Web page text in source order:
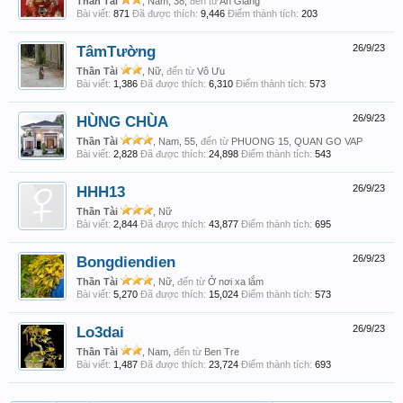
Bài viết: 871 Đã được thích: 9,446 Điểm thành tích: 203
26/9/23
TâmTường
Thần Tài , Nữ, đến từ Vô Ưu
Bài viết: 1,386 Đã được thích: 6,310 Điểm thành tích: 573
26/9/23
HÙNG CHÙA
Thần Tài , Nam, 55, đến từ PHUONG 15, QUAN GO VAP
Bài viết: 2,828 Đã được thích: 24,898 Điểm thành tích: 543
26/9/23
HHH13
Thần Tài
, Nữ
Bài viết: 2,844 Đã được thích: 43,877 Điểm thành tích: 695
26/9/23
Bongdiendien
Thần Tài , Nữ, đến từ Ở nơi xa lắm
Bài viết: 5,270 Đã được thích: 15,024 Điểm thành tích: 573
26/9/23
Lo3dai
Thần Tài , Nam, đến từ Ben Tre
Bài viết: 1,487 Đã được thích: 23,724 Điểm thành tích: 693